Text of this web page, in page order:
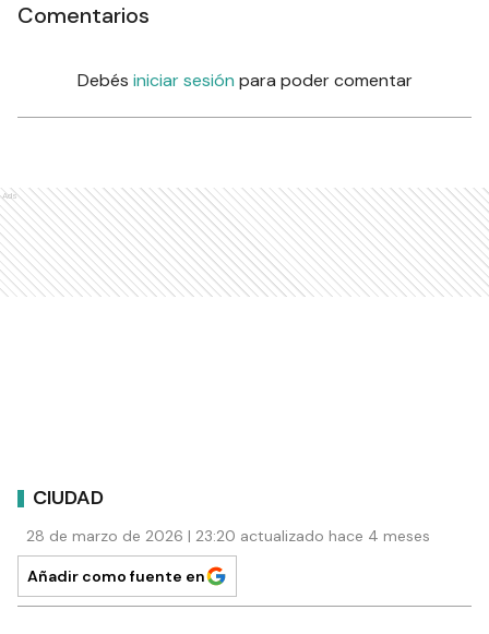
Comentarios
Debés iniciar sesión para poder comentar
Ads
CIUDAD
28 de marzo de 2026 | 23:20 actualizado hace 4 meses
Añadir como fuente en